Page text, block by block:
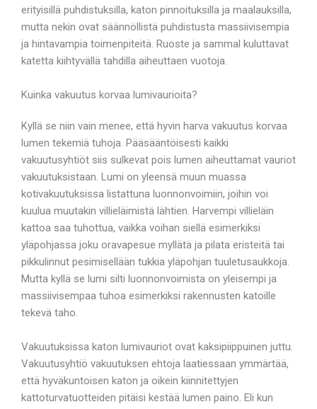
erityisillä puhdistuksilla, katon pinnoituksilla ja maalauksilla,
mutta nekin ovat säännöllistä puhdistusta massiivisempia
ja hintavampia toimenpiteitä. Ruoste ja sammal kuluttavat
katetta kiihtyvällä tahdilla aiheuttaen vuotoja.
Kuinka vakuutus korvaa lumivaurioita?
Kyllä se niin vain menee, että hyvin harva vakuutus korvaa
lumen tekemiä tuhoja. Pääsääntöisesti kaikki
vakuutusyhtiöt siis sulkevat pois lumen aiheuttamat vauriot
vakuutuksistaan. Lumi on yleensä muun muassa
kotivakuutuksissa listattuna luonnonvoimiin, joihin voi
kuulua muutakin villieläimistä lähtien. Harvempi villieläin
kattoa saa tuhottua, vaikka voihan siellä esimerkiksi
yläpohjassa joku oravapesue myllätä ja pilata eristeitä tai
pikkulinnut pesimisellään tukkia yläpohjan tuuletusaukkoja.
Mutta kyllä se lumi silti luonnonvoimista on yleisempi ja
massiivisempaa tuhoa esimerkiksi rakennusten katoille
tekevä taho.
Vakuutuksissa katon lumivauriot ovat kaksipiippuinen juttu.
Vakuutusyhtiö vakuutuksen ehtoja laatiessaan ymmärtää,
että hyväkuntoisen katon ja oikein kiinnitettyjen
kattoturvatuotteiden pitäisi kestää lumen paino. Eli kun